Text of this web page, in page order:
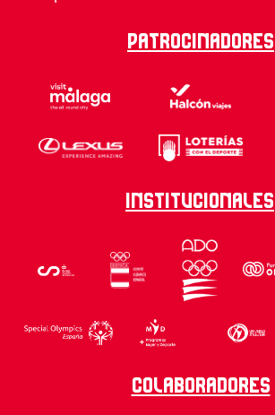
Patrocinadores
Institucionales
Colaboradores